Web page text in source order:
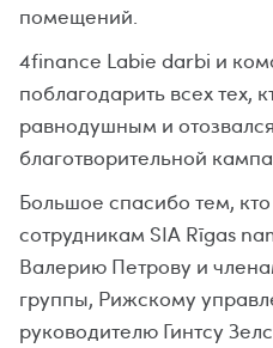
помещений.
4finance Labie darbi и
поблагодарить всех тех,
равнодушным и
благотворительной
Большое спасибо тем,
сотрудникам SIA Rīgas
Валерию Петрову и
группы, Рижскому
руководителю Гинтсу